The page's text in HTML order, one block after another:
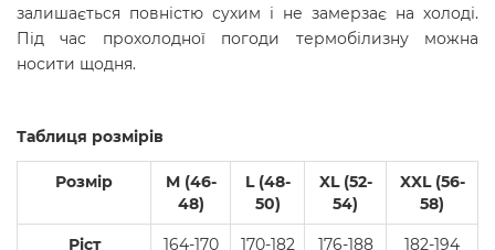
залишається повністю сухим і не замерзає на холоді.
Під час прохолодної погоди термобілизну можна
носити щодня.
Таблиця розмірів
Розмір
M (46-
48)
L (48-
50)
XL (52-
54)
XXL (56-
58)
Ріст 164-170 170-182 176-188 182-194